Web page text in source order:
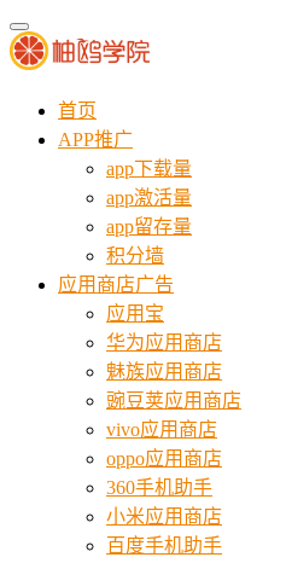
首页
APP推广
app下载量
app激活量
app留存量
积分墙
应用商店广告
应用宝
华为应用商店
魅族应用商店
豌豆荚应用商店
vivo应用商店
oppo应用商店
360手机助手
小米应用商店
百度手机助手